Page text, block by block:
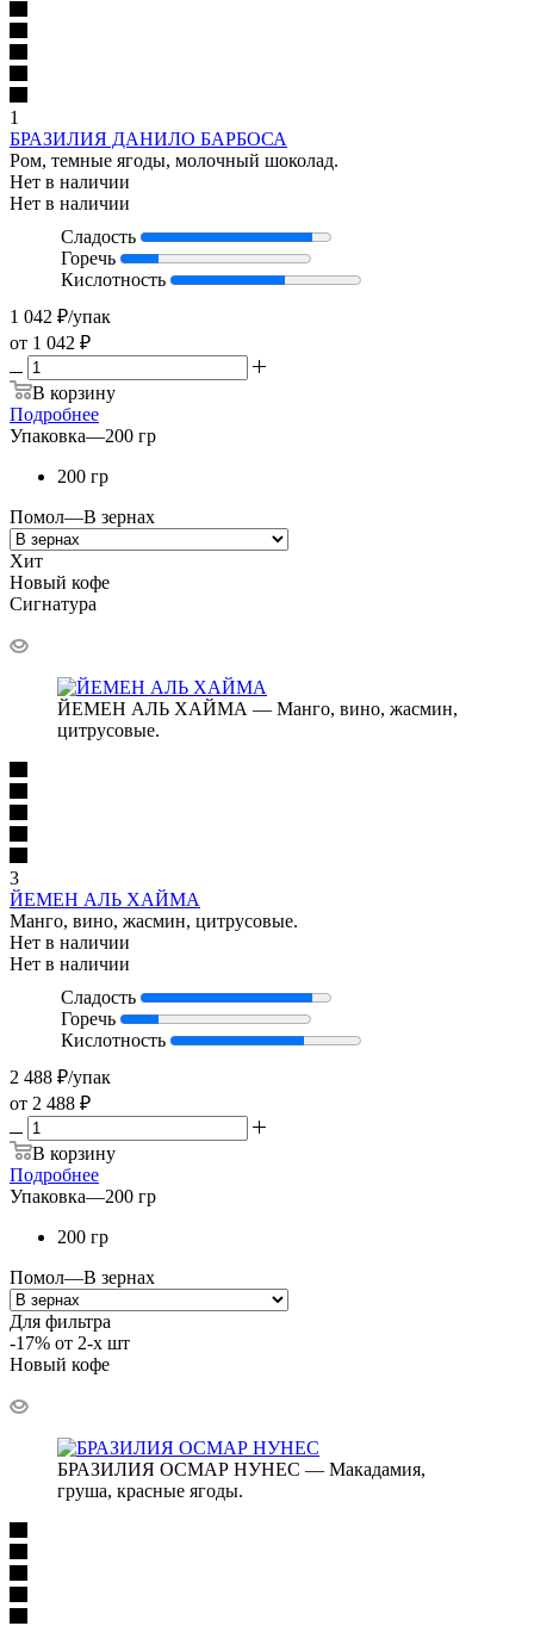
1
БРАЗИЛИЯ ДАНИЛО БАРБОСА
Ром, темные ягоды, молочный шоколад.
Нет в наличии
Нет в наличии
Сладость
Горечь
Кислотность
1 042 ₽/упак
от 1 042 ₽
В корзину
Подробнее
Упаковка—200 гр
200 гр
Помол—В зернах
Хит
Новый кофе
Сигнатура
ЙЕМЕН АЛЬ ХАЙМА — Манго, вино, жасмин,
цитрусовые.
3
ЙЕМЕН АЛЬ ХАЙМА
Манго, вино, жасмин, цитрусовые.
Нет в наличии
Нет в наличии
Сладость
Горечь
Кислотность
2 488 ₽/упак
от 2 488 ₽
В корзину
Подробнее
Упаковка—200 гр
200 гр
Помол—В зернах
Для фильтра
-17% от 2-х шт
Новый кофе
БРАЗИЛИЯ ОСМАР НУНЕС — Макадамия,
груша, красные ягоды.